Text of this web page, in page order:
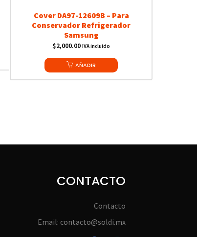
Cover DA97-12609B – Para
Conservador Refrigerador
Samsung
$2,000.00 IVA incluido
AÑADIR
CONTACTO
Contacto
Email: contacto@soldi.mx